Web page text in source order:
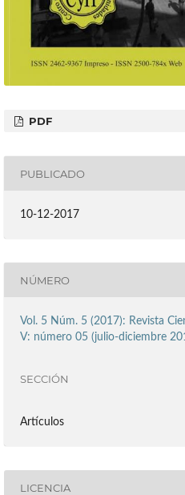
PDF
PUBLICADO
10-12-2017
NÚMERO
Vol. 5 Núm. 5 (2017): Revista
V: número 05 (julio-diciembre
SECCIÓN
Artículos
LICENCIA